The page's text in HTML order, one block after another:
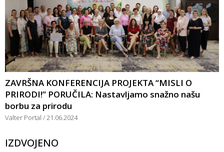
ZAVRŠNA KONFERENCIJA PROJEKTA “MISLI O
PRIRODI!” PORUČILA: Nastavljamo snažno našu
borbu za prirodu
Valter Portal 21.06.2024
IZDVOJENO